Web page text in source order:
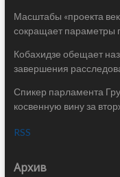
Масштабы «проекта
сокращает параметры
Кобахидзе обещает
завершения
Спикер парламента
косвенную вину за
RSS
Архив